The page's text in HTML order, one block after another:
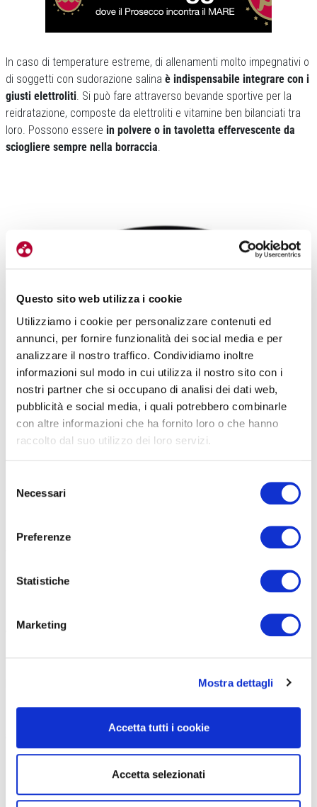
Questo sito web utilizza i cookie
Utilizziamo i cookie per personalizzare contenuti ed
annunci, per fornire funzionalità dei social media e per
analizzare il nostro traffico. Condividiamo inoltre
informazioni sul modo in cui utilizza il nostro sito con i
nostri partner che si occupano di analisi dei dati web,
pubblicità e social media, i quali potrebbero combinarle
con altre informazioni che ha fornito loro o che hanno
raccolto dal suo utilizzo dei loro servizi.
delNecessari
Preferenze
Statistiche
Marketing
Mostra dettagli
Accetta tutti i cookie
Accetta selezionati
In caso di temperature estreme, di allenamenti molto impegnativi o
di soggetti con sudorazione salina è indispensabile integrare con i
giusti elettroliti. Si può fare attraverso bevande sportive per la
reidratazione, composte da elettroliti e vitamine ben bilanciati tra
loro. Possono essere in polvere o in tavoletta effervescente da
sciogliere sempre nella borraccia.
4-5 granelli di sale grosso nella borraccia aiutano a gestire la sudorazione
BEVANDE CON CARBOIDRATI E SALI
importante che nel
vostro rifornimento, solido o liquido ci sia del sale
. Negli
, mentre chi ha un sudore particolarmente salino, che si
arrivare fino a 1,8-2 grammi.
spazio in tasca sono le bevande che forniscono sia carboidrati
che sale.Consiglio di partire con due borracce piene di queste